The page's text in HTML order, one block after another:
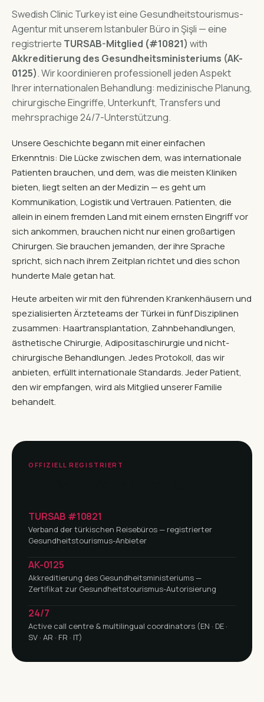
Swedish Clinic Turkey ist eine Gesundheitstourismus-
Agentur mit unserem Istanbuler Büro in Şişli — eine
registrierte TURSAB-Mitglied (#10821) with
Akkreditierung des Gesundheitsministeriums (AK-
0125). Wir koordinieren professionell jeden Aspekt
Ihrer internationalen Behandlung: medizinische Planung,
chirurgische Eingriffe, Unterkunft, Transfers und
mehrsprachige 24/7-Unterstützung.
Unsere Geschichte begann mit einer einfachen
Erkenntnis: Die Lücke zwischen dem, was internationale
Patienten brauchen, und dem, was die meisten Kliniken
bieten, liegt selten an der Medizin — es geht um
Kommunikation, Logistik und Vertrauen. Patienten, die
allein in einem fremden Land mit einem ernsten Eingriff vor
sich ankommen, brauchen nicht nur einen großartigen
Chirurgen. Sie brauchen jemanden, der ihre Sprache
spricht, sich nach ihrem Zeitplan richtet und dies schon
hunderte Male getan hat.
Heute arbeiten wir mit den führenden Krankenhäusern und
spezialisierten Ärzteteams der Türkei in fünf Disziplinen
zusammen: Haartransplantation, Zahnbehandlungen,
ästhetische Chirurgie, Adipositaschirurgie und nicht-
chirurgische Behandlungen. Jedes Protokoll, das wir
anbieten, erfüllt internationale Standards. Jeder Patient,
den wir empfangen, wird als Mitglied unserer Familie
behandelt.
OFFIZIELL REGISTRIERT
TURSAB #10821
Verband der türkischen Reisebüros — registrierter
Gesundheitstourismus-Anbieter
AK-0125
Akkreditierung des Gesundheitsministeriums —
Zertifikat zur Gesundheitstourismus-Autorisierung
24/7
Active call centre & multilingual coordinators (EN · DE ·
SV · AR · FR · IT)